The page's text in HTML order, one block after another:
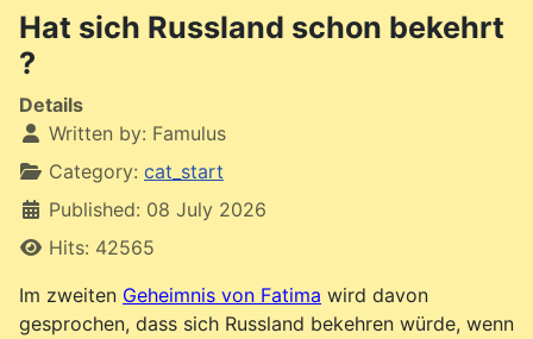
Hat sich Russland schon bekehrt
?
Details
Written by: Famulus
Category: cat_start
Published: 08 July 2026
Hits: 42565
Im zweiten Geheimnis von Fatima wird davon
gesprochen, dass sich Russland bekehren würde, wenn